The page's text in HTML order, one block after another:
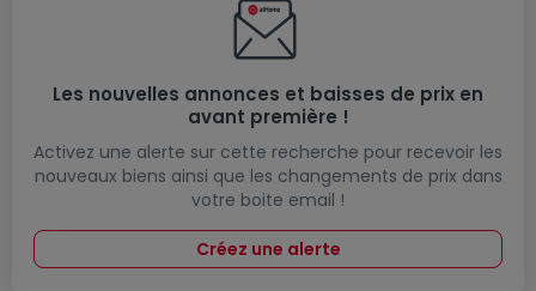
Les nouvelles annonces et baisses de prix en
avant première !
Activez une alerte sur cette recherche pour recevoir les
nouveaux biens ainsi que les changements de prix dans
votre boite email !
Créez une alerte